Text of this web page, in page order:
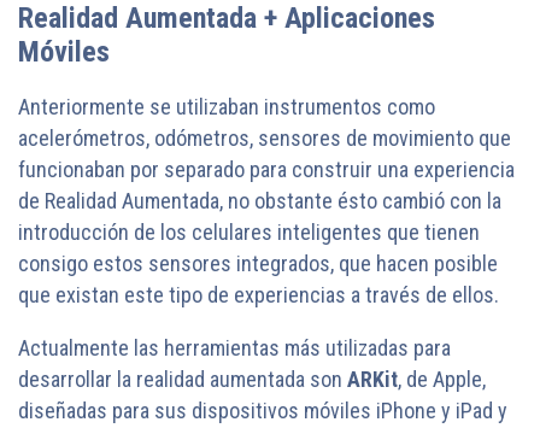
Realidad Aumentada + Aplicaciones
Móviles
Anteriormente se utilizaban instrumentos como
acelerómetros, odómetros, sensores de movimiento que
funcionaban por separado para construir una experiencia
de Realidad Aumentada, no obstante ésto cambió con la
introducción de los celulares inteligentes que tienen
consigo estos sensores integrados, que hacen posible
que existan este tipo de experiencias a través de ellos.
Actualmente las herramientas más utilizadas para
desarrollar la realidad aumentada son ARKit, de Apple,
diseñadas para sus dispositivos móviles iPhone y iPad y